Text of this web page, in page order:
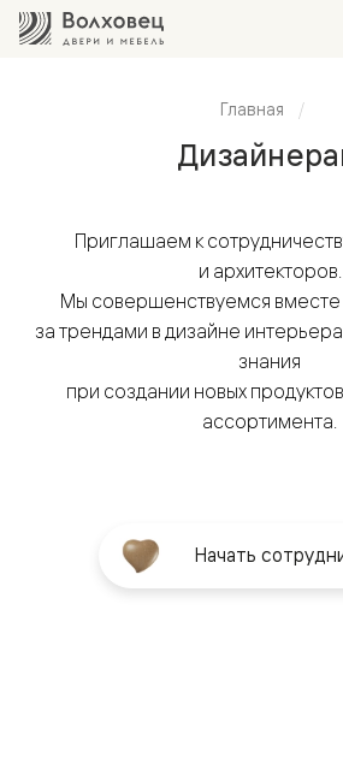
Главная
Приглашаем к
и архитекторов.
Мы совершенствуемся вместе
за трендами в дизайне
знания
при создании новых
ассортимента.
Начать